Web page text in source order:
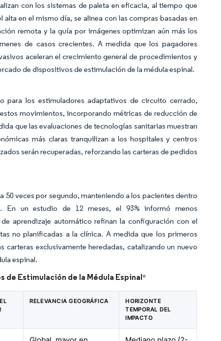
con los sistemas de paleta en eficacia, al tiempo que
en el mismo día, se alinea con las compras basadas en
remota y la guía por imágenes optimizan aún más los
de casos crecientes. A medida que los pagadores
aceleran el crecimiento general de procedimientos y
de dispositivos de estimulación de la médula espinal.
para los estimuladores adaptativos de circuito cerrado,
movimientos, incorporando métricas de reducción de
que las evaluaciones de tecnologías sanitarias muestran
más claras tranquilizan a los hospitales y centros
serán recuperadas, reforzando las carteras de pedidos
veces por segundo, manteniendo a los pacientes dentro
En un estudio de 12 meses, el 93% informó menos
aprendizaje automático refinan la configuración con el
no planificadas a la clínica. A medida que los primeros
exclusivamente heredadas, catalizando un nuevo
espinal.
Estimulación de la Médula Espinal*
RELEVANCIA GEOGRÁFICA
HORIZONTE
TEMPORAL DEL
IMPACTO